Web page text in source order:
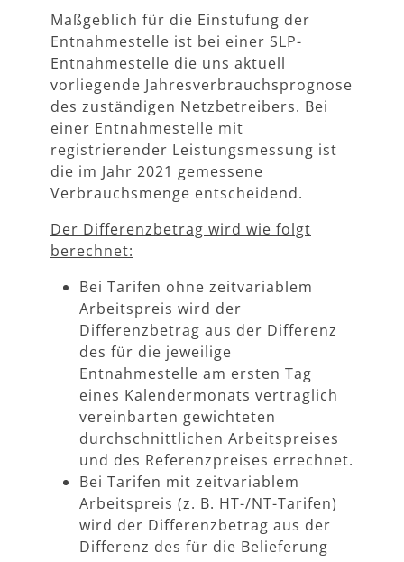
Maßgeblich für die Einstufung der
Entnahmestelle ist bei einer SLP-
Entnahmestelle die uns aktuell
vorliegende Jahresverbrauchsprognose
des zuständigen Netzbetreibers. Bei
einer Entnahmestelle mit
registrierender Leistungsmessung ist
die im Jahr 2021 gemessene
Verbrauchsmenge entscheidend.
Der Differenzbetrag wird wie folgt
berechnet:
Bei Tarifen ohne zeitvariablem
Arbeitspreis wird der
Differenzbetrag aus der Differenz
des für die jeweilige
Entnahmestelle am ersten Tag
eines Kalendermonats vertraglich
vereinbarten gewichteten
durchschnittlichen Arbeitspreises
und des Referenzpreises errechnet.
Bei Tarifen mit zeitvariablem
Arbeitspreis (z. B. HT-/NT-Tarifen)
wird der Differenzbetrag aus der
Differenz des für die Belieferung